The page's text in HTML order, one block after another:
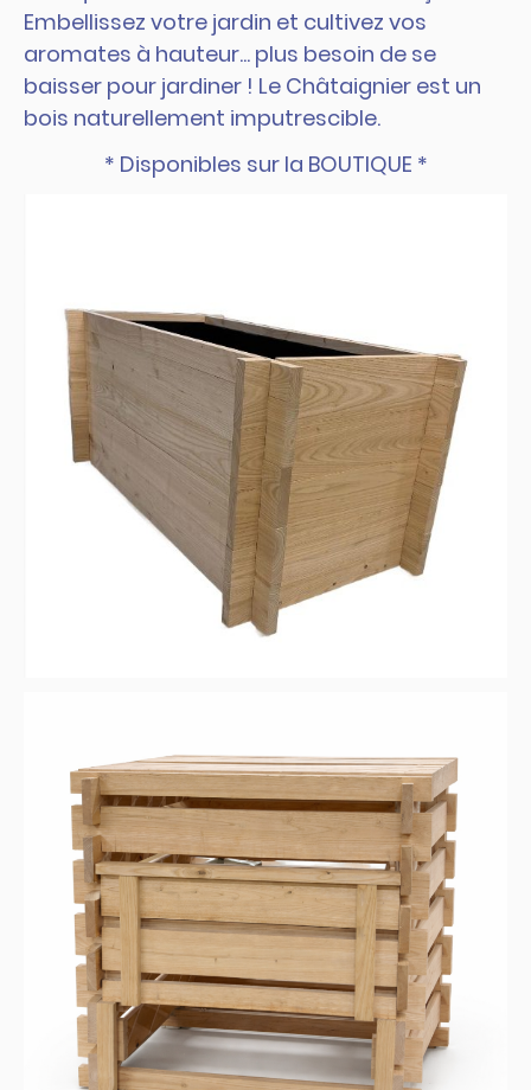
Embellissez votre jardin et cultivez vos
aromates à hauteur... plus besoin de se
baisser pour jardiner ! Le Châtaignier est un
bois naturellement imputrescible.
* Disponibles sur la BOUTIQUE *